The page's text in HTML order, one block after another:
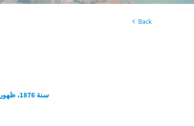
Back
سنة 1876، ظهور معزية الحزانى